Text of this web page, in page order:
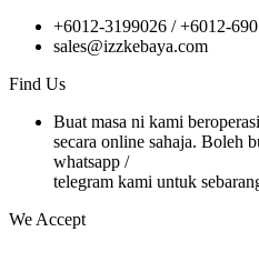
+6012-3199026 / +6012-
sales@izzkebaya.com
Find Us
Buat masa ni kami beroperasi
secara online sahaja. Boleh
whatsapp /
telegram kami untuk
We Accept